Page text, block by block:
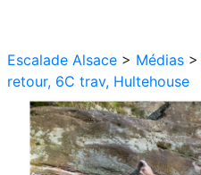
Escalade Alsace > Médias >
retour, 6C trav, Hultehouse